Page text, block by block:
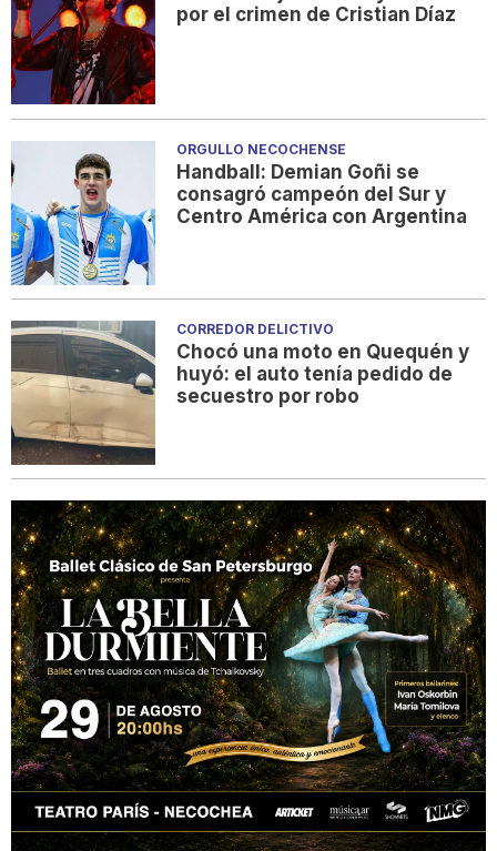
por el crimen de Cristian Díaz
ORGULLO NECOCHENSE
Handball: Demian Goñi se
consagró campeón del Sur y
Centro América con Argentina
CORREDOR DELICTIVO
Chocó una moto en Quequén y
huyó: el auto tenía pedido de
secuestro por robo